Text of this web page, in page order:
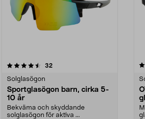
32
Solglasögon
Sportglasögon barn, cirka 5-
10 år
Bekväma och skyddande
solglasögon för aktiva ...
4.0 av 5 stjärnor